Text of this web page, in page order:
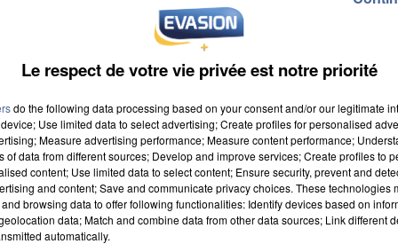
8h00
18h59
Le respect de votre vie privée est notre priorité
do the following data processing based on your consent and/or our legitimate
Use limited data to select advertising; Create profiles for personalised
Measure advertising performance; Measure content performance;
of data from different sources; Develop and improve services; Create profiles to
content; Use limited data to select content; Ensure security, prevent and
and content; Save and communicate privacy choices. These technologies
browsing data to offer following functionalities: Identify devices based on
data; Match and combine data from other data sources; Link different
automatically.